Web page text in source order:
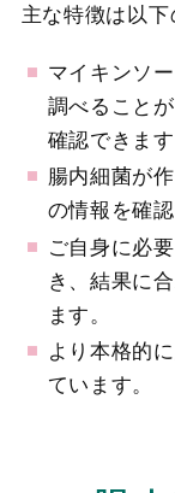
主な特徴は以下
マイキンソ
調べること
確認できます
腸内細菌が
の情報を確認
ご自身に必
き、結果に
ます。
より本格的
ています。